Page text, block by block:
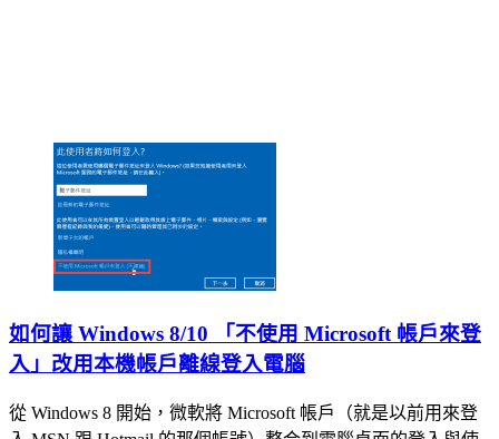
如何讓 Windows 8/10 「不使用 Microsoft 帳戶來登
入」改用本機帳戶離線登入電腦
從 Windows 8 開始，微軟將 Microsoft 帳戶（就是以前用來登